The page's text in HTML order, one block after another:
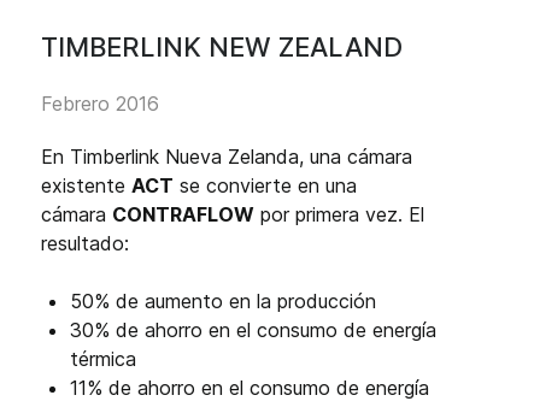
TIMBERLINK NEW ZEALAND
Febrero 2016
En Timberlink Nueva Zelanda, una cámara
existente ACT se convierte en una
cámara CONTRAFLOW por primera vez. El
resultado:
50% de aumento en la producción
30% de ahorro en el consumo de energía
térmica
11% de ahorro en el consumo de energía